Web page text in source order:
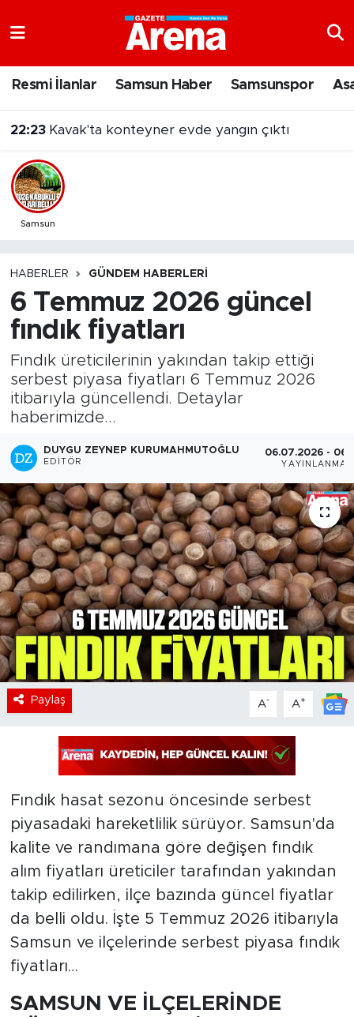
Resmi İlanlar Samsun Haber Samsunspor
22:23 Kavak'ta konteyner evde yangın çıktı
Samsun
HABERLER GÜNDEM HABERLERI
6 Temmuz 2026 güncel
fındık fiyatları
Fındık üreticilerinin yakından takip ettiği
serbest piyasa fiyatları 6 Temmuz 2026
itibarıyla güncellendi. Detaylar
haberimizde...
DUYGU ZEYNEP KURUMAHMUTOĞLU
EDITÖR
06.07.2026 -
YAYINLANMA
Paylaş A- A+
Fındık hasat sezonu öncesinde serbest
piyasadaki hareketlilik sürüyor. Samsun'da
kalite ve randımana göre değişen fındık
alım fiyatları üreticiler tarafından yakından
takip edilirken, ilçe bazında güncel fiyatlar
da belli oldu. İşte 5 Temmuz 2026 itibarıyla
Samsun ve ilçelerinde serbest piyasa fındık
fiyatları…
SAMSUN VE İLÇELERİNDE
Samsun Namaz Vakitleri
Trafik Durumu
Süper Lig Puan Durumu ve Fikstür
Son Dakika Haberleri
Haber Arşivi